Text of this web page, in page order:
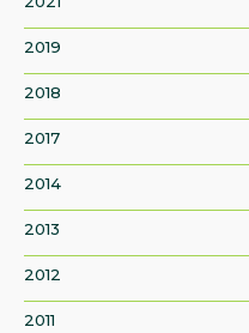
2019
2018
2017
2014
2013
2012
2011